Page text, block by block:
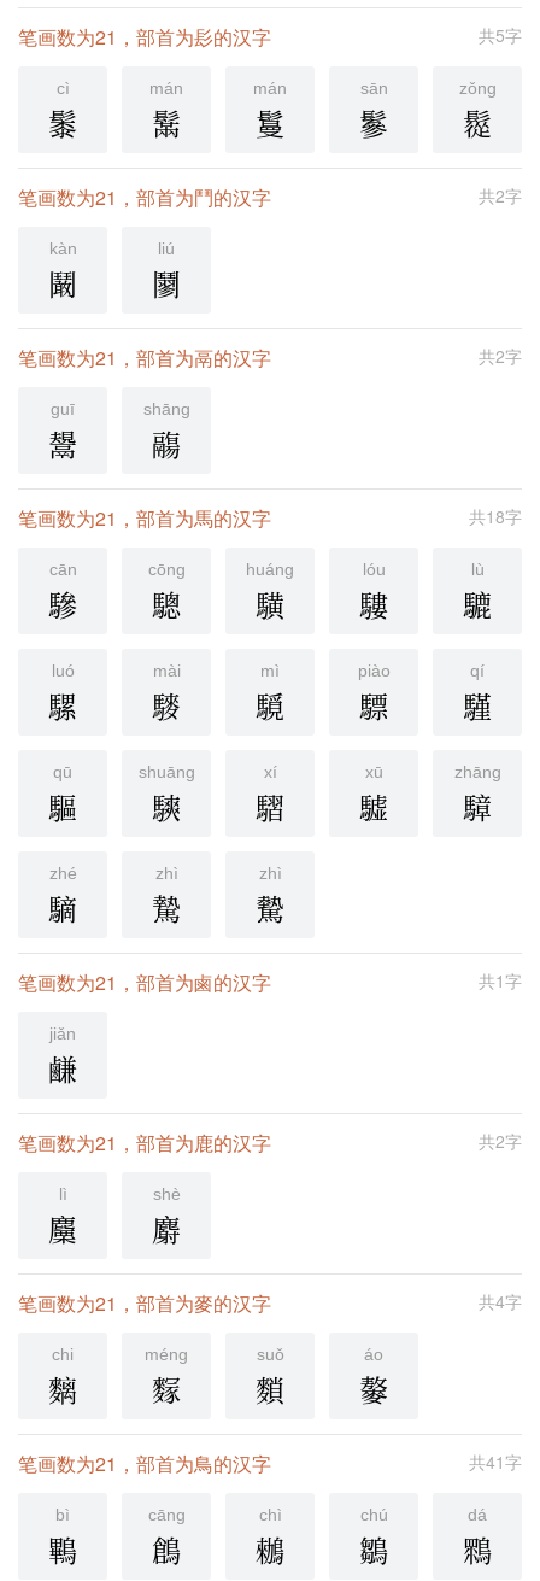
共5字
笔画数为21，部首为髟的汉字
cì
䰍
mán
鬗
mán
鬘
sān
鬖
zǒng
䰌
共2字
笔画数为21，部首为鬥的汉字
kàn
鬫
liú
䰘
共2字
笔画数为21，部首为鬲的汉字
guī
鬹
shāng
鬺
共18字
笔画数为21，部首为馬的汉字
cān
驂
cōng
驄
huáng
䮲
lóu
䮫
lù
騼
luó
騾
mài
䮮
mì
䮭
piào
驃
qí
騹
qū
驅
shuāng
騻
xí
騽
xū
驉
zhāng
騿
zhé
䮰
zhì
騺
zhì
驇
共1字
笔画数为21，部首为鹵的汉字
jiǎn
鹻
共2字
笔画数为21，部首为鹿的汉字
lì
麜
shè
麝
共4字
笔画数为21，部首为麥的汉字
chi
麶
méng
䴿
suǒ
䵀
áo
䵅
共41字
笔画数为21，部首为鳥的汉字
bì
鷝
cāng
鶬
chì
䳵
chú
鶵
dá
䳴